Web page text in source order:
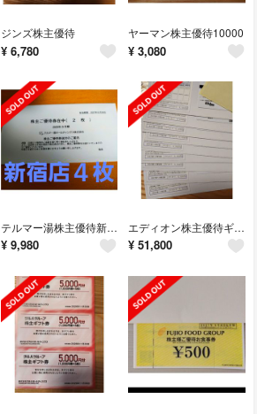
ジンズ株主優待
¥ 6,780
ヤーマン株主優待10000
¥ 3,080
テルマー湯株主優待新宿店４枚
¥ 9,980
エディオン株主優待ギフトカード51000円
¥ 51,800